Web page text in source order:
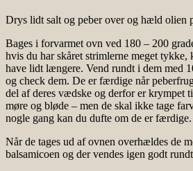
Drys lidt salt og peber over og hæld olien
Bages i forvarmet ovn ved 180 – 200
hvis du har skåret strimlerne meget tykke,
have lidt længere. Vend rundt i dem med
og check dem. De er færdige når
del af deres vædske og derfor er krympet
møre og bløde – men de skal ikke tage
nogle gang kan du dufte om de er færdige.
Når de tages ud af ovnen overhældes de
balsamicoen og der vendes igen godt